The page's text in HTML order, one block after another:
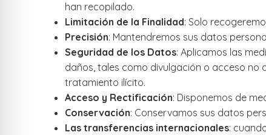
han recopilado.
Limitación de la Finalidad: Solo
Precisión: Mantendremos sus datos
Seguridad de los Datos: Aplicamos las
daños, tales como divulgación o acceso
tratamiento ilícito.
Acceso y Rectificación: Disponemos de
Conservación: Conservamos sus datos
Las transferencias internacionales: